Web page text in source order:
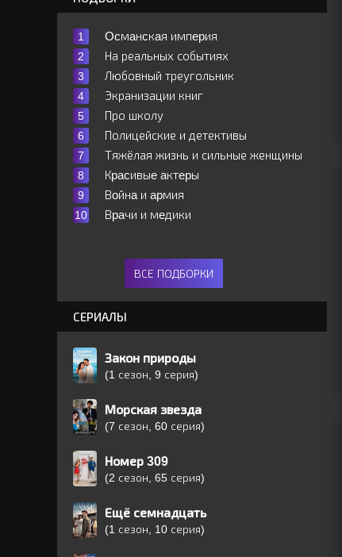
Ocмaнcкaя импepия
На реальных событиях
Любовный треугольник
Экранизации книг
Про школу
Полицейские и детективы
Тяжёлая жизнь и сильные женщины
Кpacивыe aктepы
Вoйнa и apмия
Вpaчи и мeдики
ВСЕ ПОДБОРКИ
СЕРИАЛЫ
Закон природы
(1 сезон, 9 серия)
Морская звезда
(7 сезон, 60 серия)
Номер 309
(2 сезон, 65 серия)
Ещё семнадцать
(1 сезон, 10 серия)